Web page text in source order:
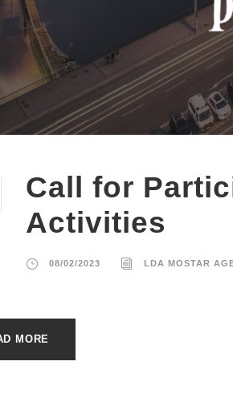
Call for
Activities
08/02/2023 LDA MOSTAR
MORE